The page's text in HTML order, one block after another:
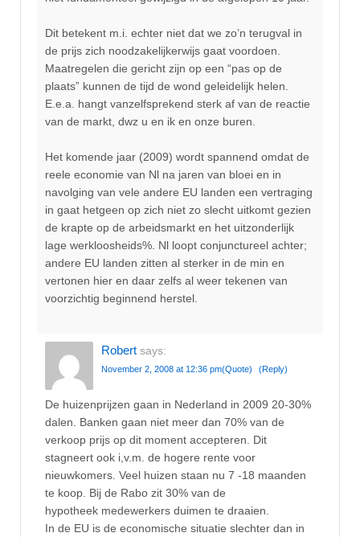
Dit betekent m.i. echter niet dat we zo’n terugval in
de prijs zich noodzakelijkerwijs gaat voordoen.
Maatregelen die gericht zijn op een “pas op de
plaats” kunnen de tijd de wond geleidelijk helen.
E.e.a. hangt vanzelfsprekend sterk af van de reactie
van de markt, dwz u en ik en onze buren.
Het komende jaar (2009) wordt spannend omdat de
reele economie van Nl na jaren van bloei en in
navolging van vele andere EU landen een vertraging
in gaat hetgeen op zich niet zo slecht uitkomt gezien
de krapte op de arbeidsmarkt en het uitzonderlijk
lage werkloosheids%. Nl loopt conjunctureel achter;
andere EU landen zitten al sterker in de min en
vertonen hier en daar zelfs al weer tekenen van
voorzichtig beginnend herstel.
Robert says:
November 2, 2008 at 12:36 pm(Quote) (Reply)
De huizenprijzen gaan in Nederland in 2009 20-30%
dalen. Banken gaan niet meer dan 70% van de
verkoop prijs op dit moment accepteren. Dit
stagneert ook i,v.m. de hogere rente voor
nieuwkomers. Veel huizen staan nu 7 -18 maanden
te koop. Bij de Rabo zit 30% van de
hypotheek medewerkers duimen te draaien.
In de EU is de economische situatie slechter dan in